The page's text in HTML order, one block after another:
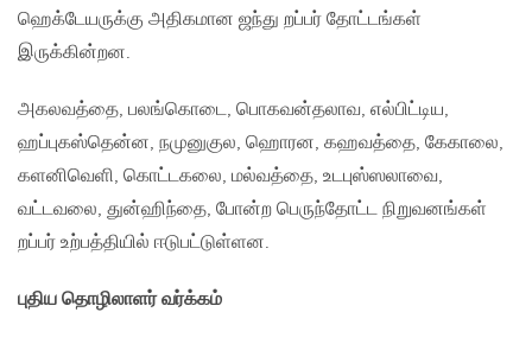
ஹெக்டேயருக்கு அதிகமான ஜந்து றப்பர் தோட்டங்கள்
இருக்கின்றன.
அகலவத்தை, பலங்கொடை, பொகவன்தலாவ, எல்பிட்டிய,
ஹப்புகஸ்தென்ன, நமுனுகுல, ஹொரன, கஹவத்தை, கேகாலை,
களனிவெளி, கொட்டகலை, மல்வத்தை, உடபுஸ்ஸலாவை,
வட்டவலை, துன்ஹிந்தை, போன்ற பெருந்தோட்ட நிறுவனங்கள்
றப்பர் உற்பத்தியில் ஈடுபட்டுள்ளன.
புதிய தொழிலாளர் வர்க்கம்